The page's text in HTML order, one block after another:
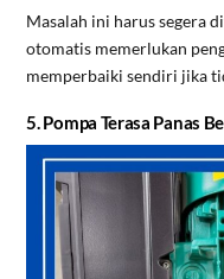
Masalah ini harus segera
otomatis memerlukan
memperbaiki sendiri jika
5. Pompa Terasa Panas